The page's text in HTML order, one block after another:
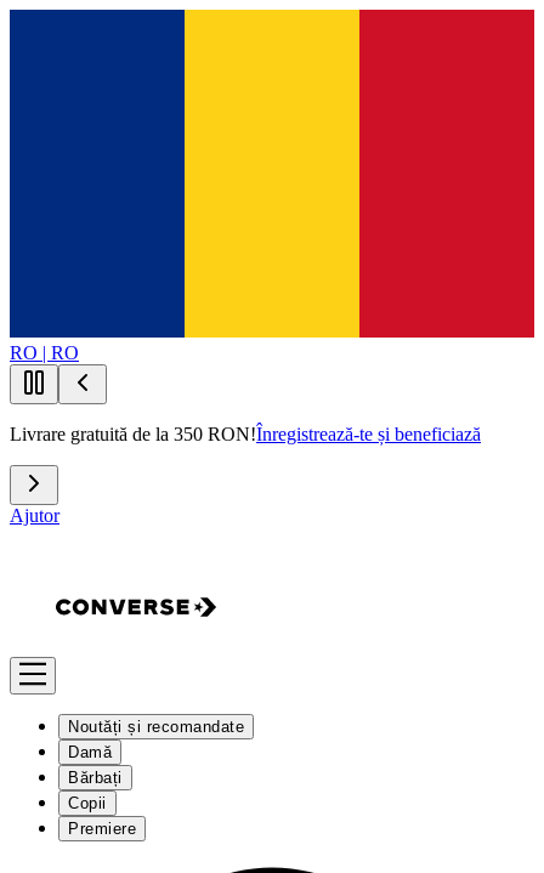
RO | RO
Livrare gratuită de la 350 RON!Înregistrează-te și beneficiază
Ajutor
Noutăți și recomandate
Damă
Bărbați
Copii
Premiere